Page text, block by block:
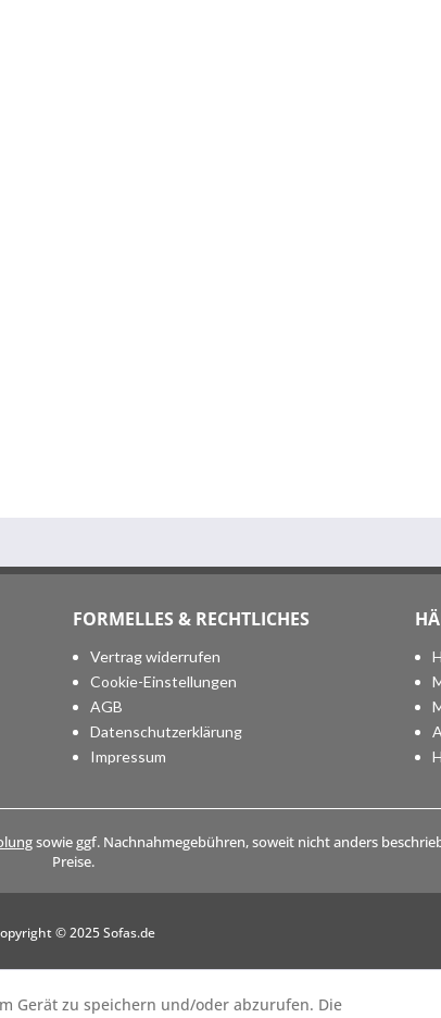
FORMELLES & RECHTLICHES
Vertrag widerrufen
Cookie-Einstellungen
AGB
Datenschutzerklärung
Impressum
sowie ggf. Nachnahmegebühren, soweit nicht anders
Preise.
© 2025 Sofas.de
Gerät zu speichern und/oder abzurufen. Die